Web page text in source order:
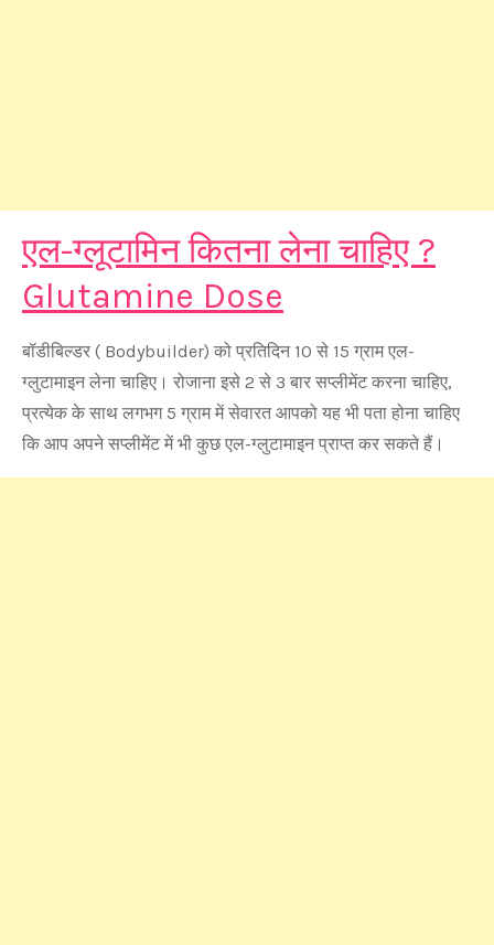
एल-ग्लूटामिन कितना लेना चाहिए ?
Glutamine Dose
बॉडीबिल्डर ( Bodybuilder) को प्रतिदिन 10 से 15 ग्राम एल-
ग्लुटामाइन लेना चाहिए। रोजाना इसे 2 से 3 बार सप्लीमेंट करना चाहिए,
प्रत्येक के साथ लगभग 5 ग्राम में सेवारत आपको यह भी पता होना चाहिए
कि आप अपने सप्लीमेंट में भी कुछ एल-ग्लुटामाइन प्राप्त कर सकते हैं।